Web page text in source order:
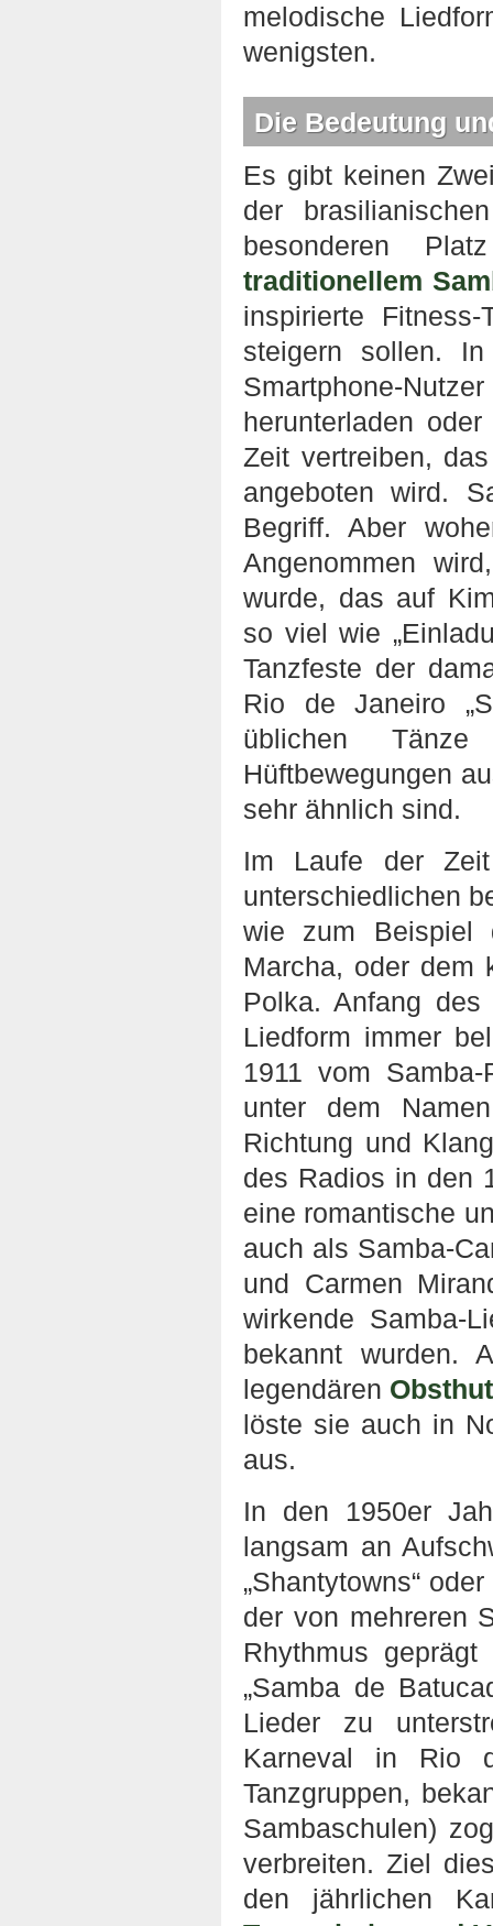
melodische
wenigsten.
Die Bedeutung
Es gibt keinen
der
besonderen
traditionellem
inspirierte
steigern sollen.
Smartphone-
herunterladen
Zeit vertreiben,
angeboten wird.
Begriff. Aber
Angenommen
wurde, das auf
so viel wie
Tanzfeste der
Rio de Janeiro
üblichen
Hüftbewegungen
sehr ähnlich sind.
Im Laufe der
unterschiedlichen
wie zum Beispiel
Marcha, oder dem
Polka. Anfang
Liedform immer
1911 vom
unter dem
Richtung und
des Radios in den
eine romantische
auch als Samba-
und Carmen
wirkende Samba-
bekannt wurden.
legendären Obsthut
löste sie auch in
aus.
In den 1950er
langsam an
„Shantytowns“
der von mehreren
Rhythmus
„Samba de
Lieder zu
Karneval in Rio
Tanzgruppen,
Sambaschulen)
verbreiten. Ziel
den jährlichen